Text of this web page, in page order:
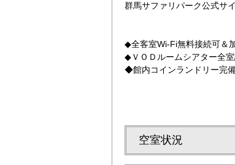
群馬サファリパーク公式サ
◆全客室Wi-Fi無料接続可＆
◆ＶＯＤルームシアター全
◆館内コインランドリー完
空室状況